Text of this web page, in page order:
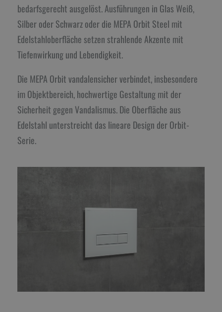
bedarfsgerecht ausgelöst. Ausführungen in Glas Weiß,
Silber oder Schwarz oder die MEPA Orbit Steel mit
Edelstahloberfläche setzen strahlende Akzente mit
Tiefenwirkung und Lebendigkeit.
Die MEPA Orbit vandalensicher verbindet, insbesondere
im Objektbereich, hochwertige Gestaltung mit der
Sicherheit gegen Vandalismus. Die Oberfläche aus
Edelstahl unterstreicht das lineare Design der Orbit-
Serie.